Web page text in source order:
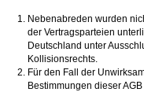
Nebenabreden wurden
der Vertragsparteien
Deutschland unter
Kollisionsrechts.
Für den Fall der
Bestimmungen dieser